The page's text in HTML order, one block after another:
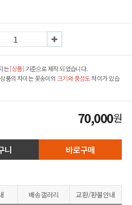
는[상품] 기준으로 제작 되었습니다.
품의 차이는 꽃송이의 크기와 풍성도차이가 있습
70,000원
니 바로구매
배송갤러리 교환/환불안내